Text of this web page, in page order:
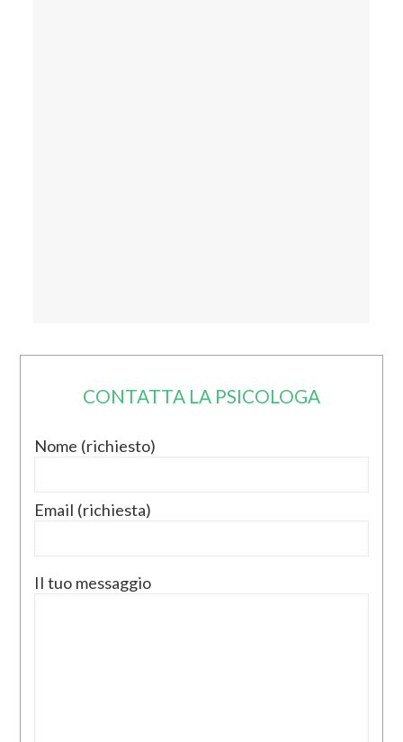
CONTATTA LA PSICOLOGA
Nome (richiesto)
Email (richiesta)
Il tuo messaggio